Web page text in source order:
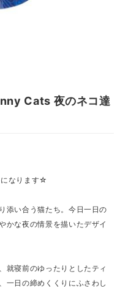
Cats 夜のネコ達
なります☆
添い合う猫たち。今日一日の
かな夜の情景を描いたデザイ
就寝前のゆったりとしたティ
一日の締めくくりにふさわし